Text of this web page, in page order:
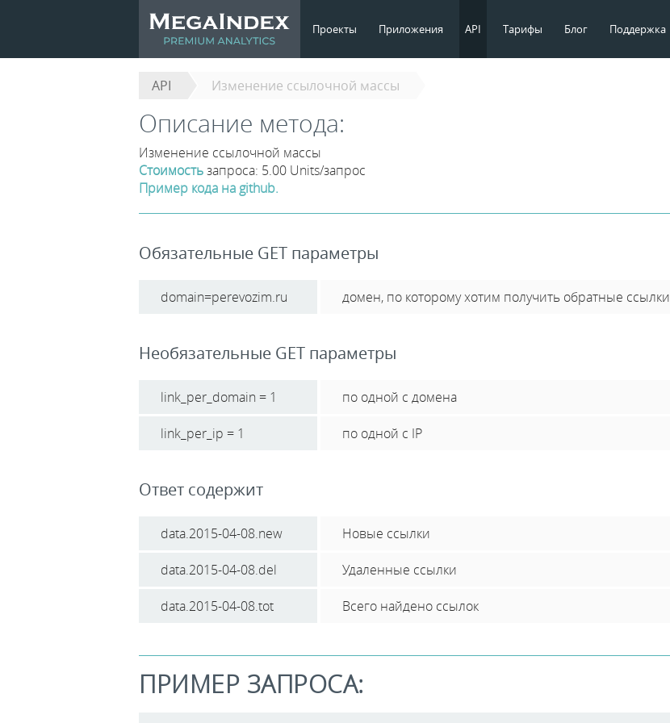
Проекты Приложения API Тарифы Блог Поддержка
API Изменение ссылочной массы
Описание метода:
Изменение ссылочной массы
Стоимостьзапроса: 5.00 Units/запрос
Пример кода на github.
Обязательные GET параметры
domain=perevozim.ru домен, по которому хотим получить обратные ссылки
Необязательные GET параметры
link_per_domain = 1 по одной с домена
link_per_ip = 1 по одной с IP
Ответ содержит
data.2015-04-08.new Новые ссылки
data.2015-04-08.del Удаленные ссылки
data.2015-04-08.tot Всего найдено ссылок
ПРИМЕР ЗАПРОСА: